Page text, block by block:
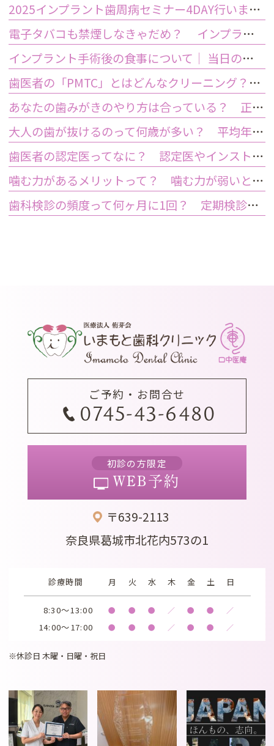
2025インプラント歯周病セミナー4DAY行いました
電子タバコも禁煙しなきゃだめ？ インプラント手術前後の喫煙が及ぼす影響とは？
インプラント手術後の食事について｜ 当日の注意点・いつから普通の食事ができる？
歯医者の「PMTC」とはどんなクリーニング？スケーリングとは何が違うの？
あなたの歯みがきのやり方は合っている？ 正しい歯みがき方法と間違った方法
大人の歯が抜けるのって何歳が多い？ 平均年齢と原因について
歯医者の認定医ってなに？ 認定医やインストラクターの資格を持つ歯医者のメリット
噛む力があるメリットって？ 噛む力が弱いとどうなるの？
歯科検診の頻度って何ヶ月に1回？ 定期検診って何するの？
ご予約・お問合せ
0745-43-6480
初診の方限定
WEB予約
〒639-2113
奈良県葛城市北花内573の1
診療時間 月 火 水 木 金 土 日
8:30～13:00 ● ● ● ／ ● ● ／
14:00～17:00 ● ● ● ／ ● ● ／
※休診日 木曜・日曜・祝日